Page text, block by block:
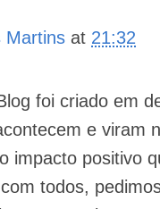
Martins at 21:32
foi criado em
e viram
impacto positivo
todos,